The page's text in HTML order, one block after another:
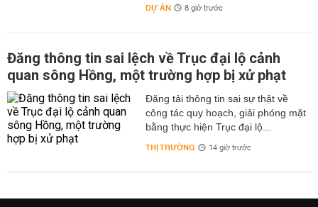
DỰ ÁN 8 giờ trước
Đăng thông tin sai lệch về Trục đại lộ cảnh
quan sông Hồng, một trường hợp bị xử phạt
Đăng tải thông tin sai sự thật về
công tác quy hoạch, giải phóng mặt
bằng thực hiện Trục đại lộ...
THỊ TRƯỜNG 14 giờ trước